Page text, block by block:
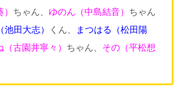
ちゃん、 ゆのん（中島結音） ちゃん
（池田大志） くん、 まつはる （松田陽
（古園井寧々） ちゃん、 その（平松想